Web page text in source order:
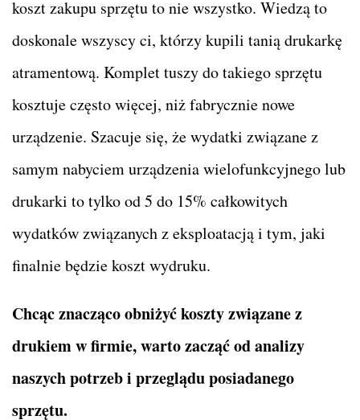
koszt zakupu sprzętu to nie wszystko. Wiedzą to
doskonale wszyscy ci, którzy kupili tanią drukarkę
atramentową. Komplet tuszy do takiego sprzętu
kosztuje często więcej, niż fabrycznie nowe
urządzenie. Szacuje się, że wydatki związane z
samym nabyciem urządzenia wielofunkcyjnego lub
drukarki to tylko od 5 do 15% całkowitych
wydatków związanych z eksploatacją i tym, jaki
finalnie będzie koszt wydruku.
Chcąc znacząco obniżyć koszty związane z
drukiem w firmie, warto zacząć od analizy
naszych potrzeb i przeglądu posiadanego
sprzętu.